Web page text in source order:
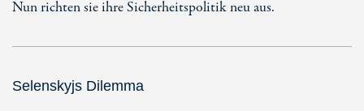
Nun richten sie ihre Sicherheitspolitik neu aus.
Selenskyjs Dilemma